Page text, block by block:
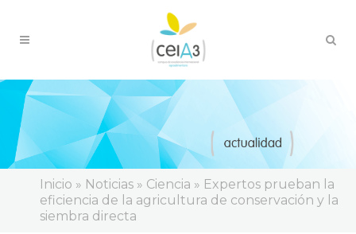
Inicio » Noticias » Ciencia » Expertos prueban la
eficiencia de la agricultura de conservación y la
siembra directa